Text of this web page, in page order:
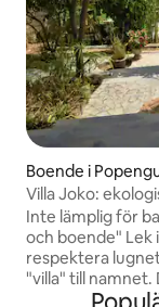
Boende i
Villa Joko:
Inte lämplig för
och boende" Lek
respektera
"villa" till
skjul från 60-